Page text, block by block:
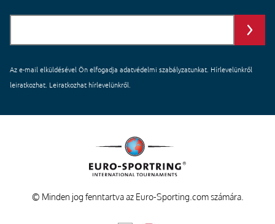
Az e-mail elküldésével Ön elfogadja adatvédelmi szabályzatunkat . Hírlevelünkről
leiratkozhat. Leiratkozhat hírlevelünkről.
© Minden jog fenntartva az Euro-Sporting.com számára.